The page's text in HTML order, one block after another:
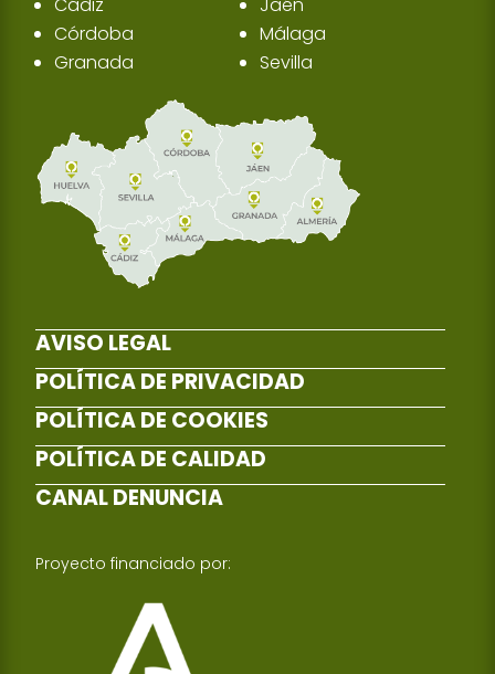
Córdoba
Granada
Málaga
Sevilla
AVISO LEGAL
POLÍTICA DE PRIVACIDAD
POLÍTICA DE COOKIES
POLÍTICA DE CALIDAD
CANAL DENUNCIA
Proyecto financiado por: